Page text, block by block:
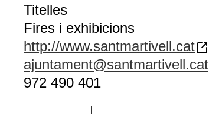
Titelles
Fires i exhibicions
http://www.santmartivell.cat
ajuntament@santmartivell.cat
972 490 401